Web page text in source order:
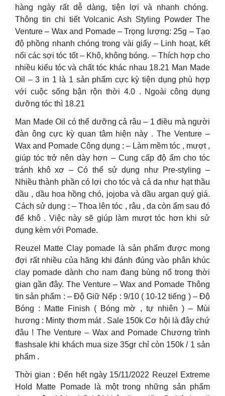
hàng ngày rất dễ dàng, tiện lợi và nhanh chóng.
Thông tin chi tiết Volcanic Ash Styling Powder The
Venture – Wax and Pomade – Trọng lượng: 25g – Tạo
độ phồng nhanh chóng trong vài giấy – Linh hoạt, kết
nối các sợi tóc tốt – Khô, không bóng. – Thích hợp cho
nhiều kiểu tóc và chất tóc khác nhau 18.21 Man Made
Oil – 3 in 1 là 1 sản phẩm cực kỳ tiện dụng phù hợp
với cuộc sống bận rộn thời 4.0 . Ngoài công dụng
dưỡng tóc thì 18.21
Man Made Oil có thể dưỡng cả râu – 1 điều mà người
đàn ông cực kỳ quan tâm hiện này . The Venture –
Wax and Pomade Công dụng : – Làm mềm tóc , mượt ,
giúp tóc trở nên dày hơn – Cung cấp độ ẩm cho tóc
tránh khô xơ – Có thể sử dụng như Pre-styling –
Nhiều thành phần có lợi cho tóc và cả da như hạt thầu
dầu , dầu hoa hồng chó, jojoba và dầu argan quý giá.
Cách sử dụng : – Thoa lên tóc , râu , da còn ẩm sau đó
để khô . Việc này sẽ giúp làm mượt tóc hơn khi sử
dụng kèm với Pomade.
Reuzel Matte Clay pomade là sản phẩm được mong
đợi rất nhiều của hãng khi đánh đúng vào phân khúc
clay pomade dành cho nam đang bùng nổ trong thời
gian gần đây. The Venture – Wax and Pomade Thông
tin sản phẩm : – Độ Giữ Nếp : 9/10 ( 10-12 tiếng ) – Độ
Bóng : Matte Finish ( Bóng mờ , tự nhiên ) – Mùi
hương : Minty thơm mát . Sale 150k Cơ hội là đây chứ
đâu ! The Venture – Wax and Pomade Chương trình
flashsale khi khách mua size 35gr chỉ còn 150k / 1 sản
phẩm .
Thời gian : Đến hết ngày 15/11/2022 Reuzel Extreme
Hold Matte Pomade là một trong những sản phẩm